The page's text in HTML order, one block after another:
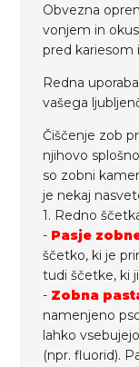
Obvezna
vonjem in
pred
Redna
vašega
Čiščenje zob
njihovo
so zobni
je nekaj
1. Redno
- Pasje
ščetko, ki je
tudi ščetke, ki
- Zobna
namenjeno
lahko
(npr. fluorid).